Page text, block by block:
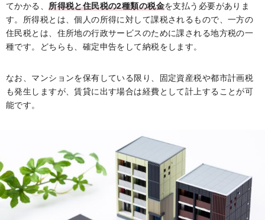
てかかる、所得税と住民税の2種類の税金を支払う必要がありま
す。所得税とは、個人の所得に対して課税されるもので、一方の
住民税とは、住所地の行政サービスのために課される地方税の一
種です。どちらも、確定申告をして納税をします。
なお、マンションを保有している限り、固定資産税や都市計画税
も発生しますが、賃貸に出す場合は経費として計上することが可
能です。